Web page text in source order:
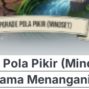
Pola Pikir